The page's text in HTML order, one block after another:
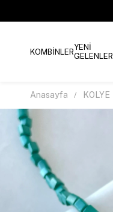
KOMBİNLERYENİ
GELENLER
Anasayfa KOLYE